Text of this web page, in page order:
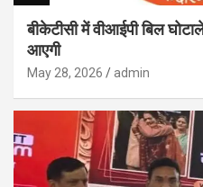
बीकेटीसी में वीआईपी बिल
आएगी
May 28, 2026 admin